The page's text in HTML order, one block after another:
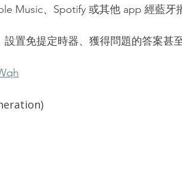
Music、Spotify 或其他 app 經藍牙
置免提定時器、獲得問題的答案甚至